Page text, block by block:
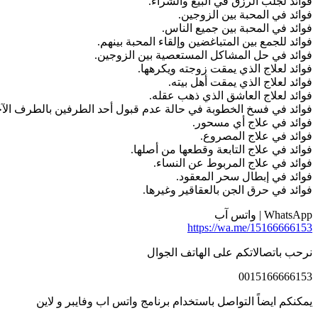
فوائد في المحبة بين الزوجين.
فوائد في المحبة بين جميع الناس.
فوائد للجمع بين المتباغضين وإلقاء المحبة بينهم.
فوائد في حل المشاكل المستعصية بين الزوجين.
فوائد لعلاج الذي يمقت زوجته ويكرهها.
فوائد لعلاج الذي يمقت أهل بيته.
فوائد لعلاج العاشق الذي ذهب عقله.
فوائد في فسخ الخطوبة في حالة عدم قبول أحد الطرفين بالطرف
فوائد في علاج أي مسحور.
فوائد في علاج المصروع.
فوائد في علاج التابعة وقطعها من أصلها.
فوائد في علاج المربوط عن النساء.
فوائد في إبطال سحر المعقود.
فوائد في حرق الجن بالعقاقير وغيرها.
WhatsApp | واتس آب
https://wa.me/15166666153
نرحب باتصالاتكم على الهاتف الجوال
0015166666153
يمكنكم ايضاً التواصل باستخدام برنامج واتس اب وفايبر و لاين